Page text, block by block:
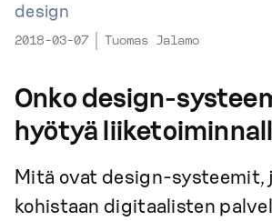
design
2018-03-07 Tuomas Jalamo
Onko design-
hyötyä
Mitä ovat design-systeemit,
kohistaan digitaalisten